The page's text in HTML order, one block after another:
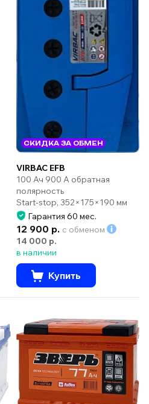
СКИДКА ЗА ОБМЕН
VIRBAC EFB
100 Ач 900 А обратная
полярность
Start-stop, 352×175×190 мм
Гарантия 60 мес.
12 900 р. с обменом
14 000 р.
в наличии
Купить